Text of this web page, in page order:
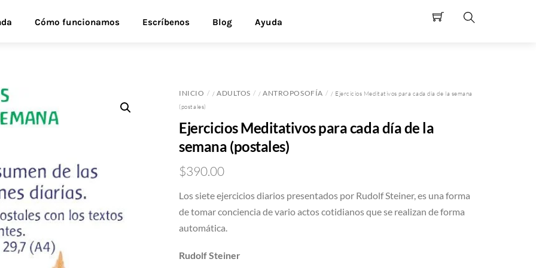
Cómo funcionamos Escríbenos Blog Ayuda
INICIO /ADULTOS /ANTROPOSOFÍA
/ Ejercicios Meditativos para cada día de la semana
(postales)
Ejercicios Meditativos para cada día de la
semana (postales)
$390.00
Los siete ejercicios diarios presentados por Rudolf Steiner, es una forma
de tomar conciencia de vario actos cotidianos que se realizan de forma
automática.
Rudolf Steiner